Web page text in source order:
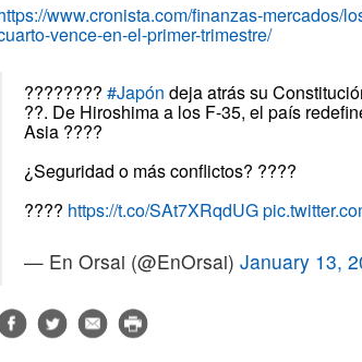
www.cronista.com/finanzas-mercados/
vence-en-el-primer-trimestre/
????????#Japón deja atrás su
??. De Hiroshima a los F-35, el país
Asia ????
¿Seguridad o más conflictos? ????
???? https://t.co/SAt7XRqdUG
— En Orsai (@EnOrsai)January 13,